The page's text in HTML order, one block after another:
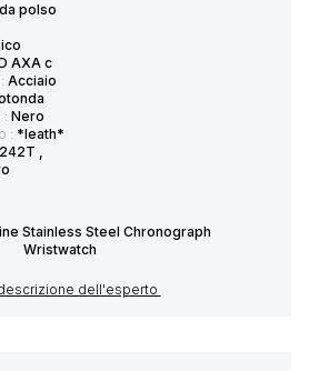
polso
AXA c
Acciaio
: Nero
: *leath*
242T ,
Stainless Steel Chronograph
Wristwatch
dell'esperto